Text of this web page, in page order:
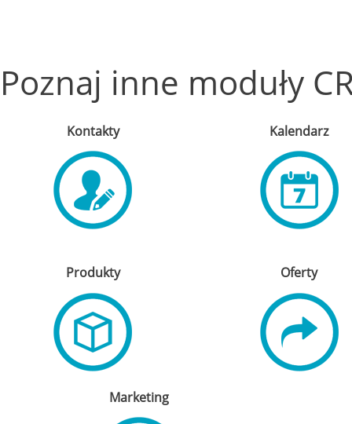
Poznaj inne moduły
Kontakty Kalendarz
Produkty Oferty
Marketing